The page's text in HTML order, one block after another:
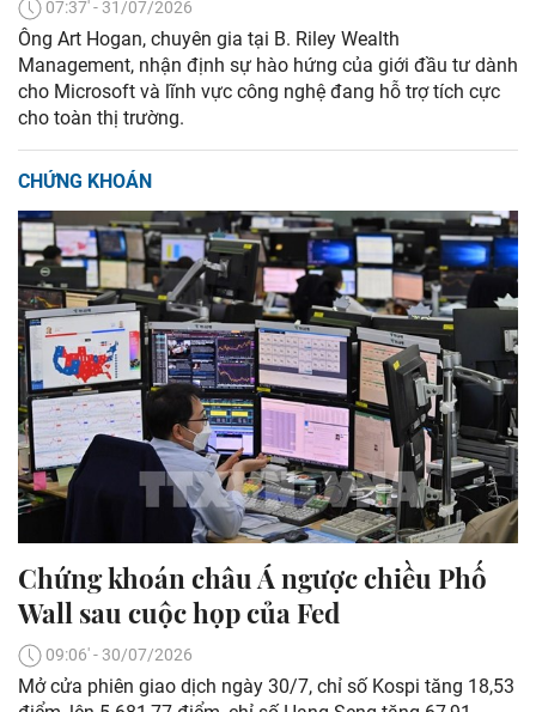
07:37' - 31/07/2026
Ông Art Hogan, chuyên gia tại B. Riley Wealth
Management, nhận định sự hào hứng của giới đầu tư dành
cho Microsoft và lĩnh vực công nghệ đang hỗ trợ tích cực
cho toàn thị trường.
CHỨNG KHOÁN
Chứng khoán châu Á ngược chiều Phố
Wall sau cuộc họp của Fed
09:06' - 30/07/2026
Mở cửa phiên giao dịch ngày 30/7, chỉ số Kospi tăng 18,53